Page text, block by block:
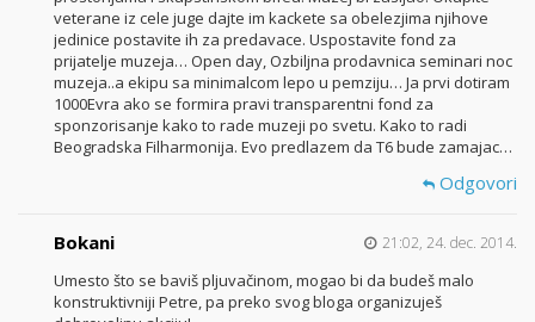
veterane iz cele juge dajte im kackete sa obelezjima njihove
jedinice postavite ih za predavace. Uspostavite fond za
prijatelje muzeja… Open day, Ozbiljna prodavnica seminari noc
muzeja..a ekipu sa minimalcom lepo u pemziju… Ja prvi dotiram
1000Evra ako se formira pravi transparentni fond za
sponzorisanje kako to rade muzeji po svetu. Kako to radi
Beogradska Filharmonija. Evo predlazem da T6 bude zamajac…
Odgovori
Bokani 21:02, 24. dec. 2014.
Umesto što se baviš pljuvačinom, mogao bi da budeš malo
konstruktivniji Petre, pa preko svog bloga organizuješ